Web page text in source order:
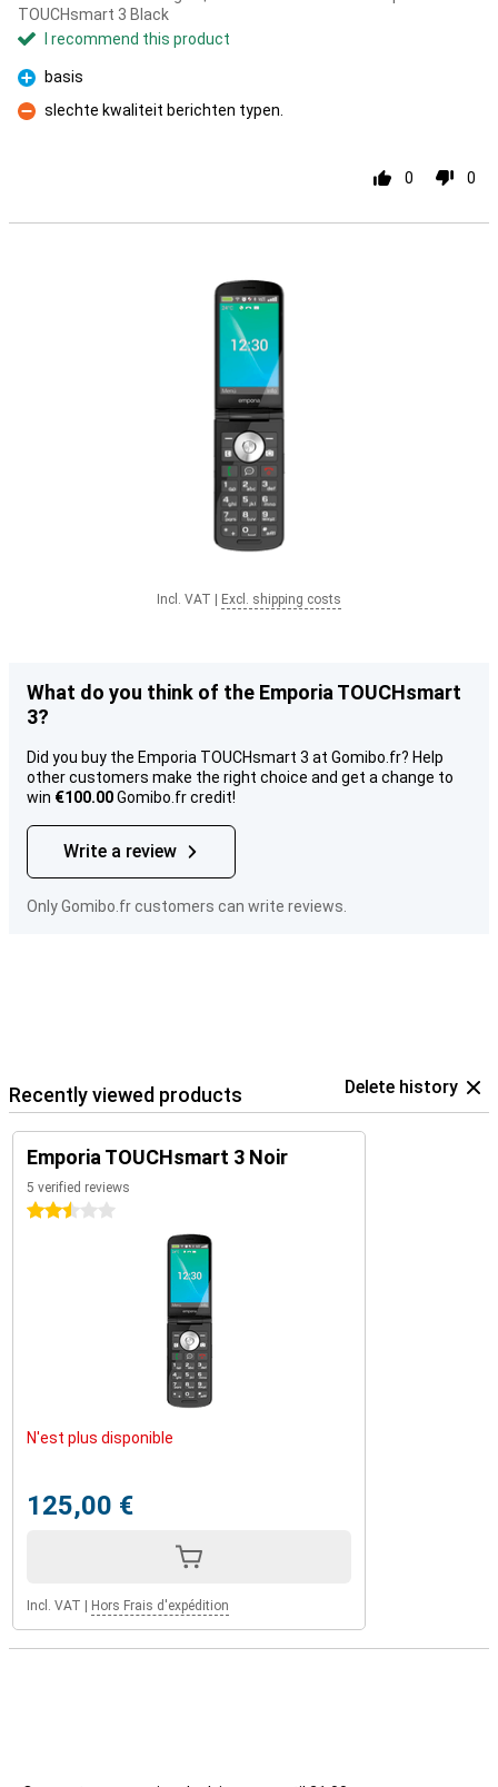
TOUCHsmart 3 Black
I recommend this product
Pro
basis
Con
slechte kwaliteit berichten typen.
0 0
Incl. VAT Excl. shipping costs
What do you think of the Emporia TOUCHsmart
3?
Did you buy the Emporia TOUCHsmart 3 at Gomibo.fr? Help
other customers make the right choice and get a change to
win €100.00Gomibo.fr credit!
Write a review
Only Gomibo.fr customers can write reviews.
Recently viewed products Delete history
Emporia TOUCHsmart 3 Noir
5 verified reviews
2.5 stars
N'est plus disponible
125,00 €
Incl. VAT Hors Frais d'expédition